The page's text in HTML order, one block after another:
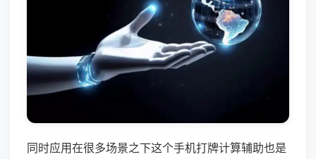
同时应用在很多场景之下这个手机打牌计算辅助也是